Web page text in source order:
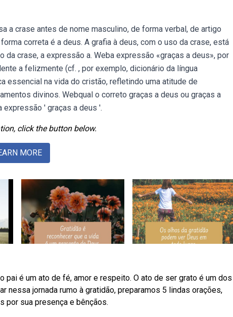
a crase antes de nome masculino, de forma verbal, de artigo
correta é a deus. A grafia à deus, com o uso da crase, está
crase, a expressão a. Weba expressão «graças a deus», por
a felizmente (cf. , por exemplo, dicionário da língua
essencial na vida do cristão, refletindo uma atitude de
divinos. Webqual o correto graças a deus ou graças a
expressão ' graças a deus '.
click the button below.
MORE
pai é um ato de fé, amor e respeito. O ato de ser grato é um dos
nessa jornada rumo à gratidão, preparamos 5 lindas orações,
por sua presença e bênçãos.